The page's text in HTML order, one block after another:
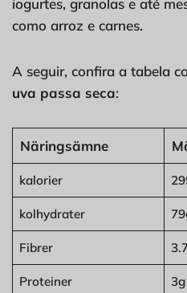
iogurtes, granolas e até
como arroz e carnes.
A seguir, confira a tabela
uva passa seca:
Näringsämne
kalorier
kolhydrater
Fibrer
Proteiner 3g